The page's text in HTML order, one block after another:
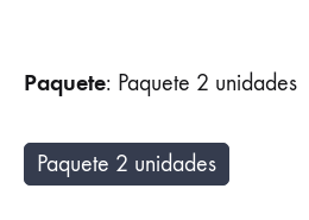
Paquete: Paquete 2 unidades
Paquete 2 unidades